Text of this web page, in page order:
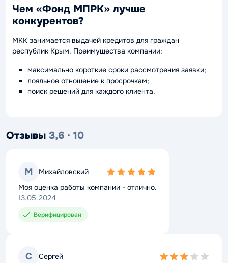
Чем «Фонд МПРК» лучше
конкурентов?
МКК занимается выдачей кредитов для граждан
республик Крым. Преимущества компании:
максимально короткие сроки рассмотрения заявки;
лояльное отношение к просрочкам;
поиск решений для каждого клиента.
Отзывы 3,6 · 10
М Михайловский
5,0
rating
Моя оценка работы компании - отлично.
13.05.2024
Верифицирован
С Сергей
3,0